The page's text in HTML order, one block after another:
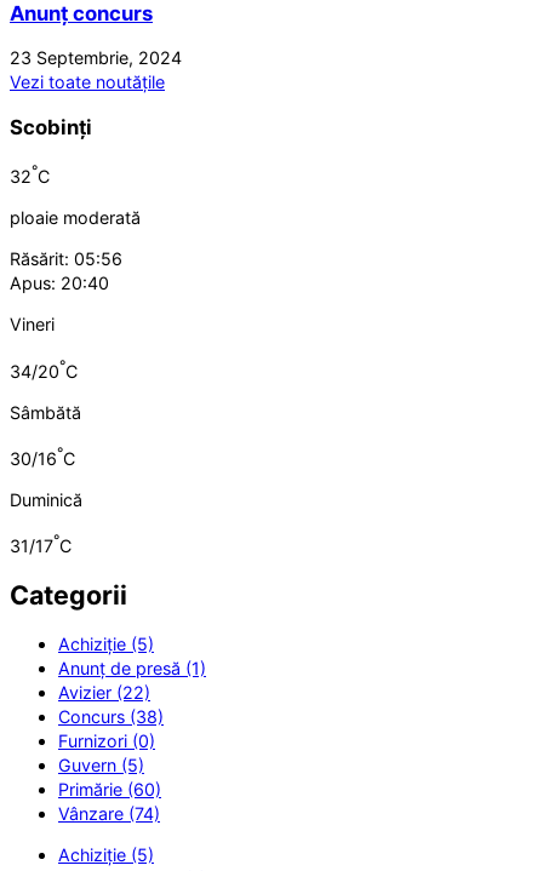
Anunț concurs
23 Septembrie, 2024
Vezi toate noutățile
Scobinți
32°C
ploaie moderată
Răsărit: 05:56
Apus: 20:40
Vineri
34/20°C
Sâmbătă
30/16°C
Duminică
31/17°C
Categorii
Achiziție (5)
Anunț de presă (1)
Avizier (22)
Concurs (38)
Furnizori (0)
Guvern (5)
Primărie (60)
Vânzare (74)
Achiziție (5)